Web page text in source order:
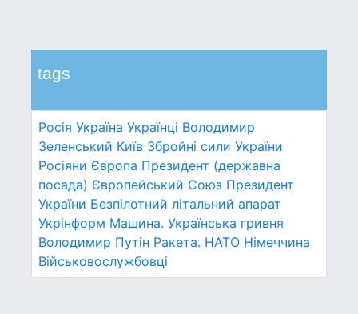
tags
Росія Україна Українці Володимир
Зеленський Київ Збройні сили України
Росіяни Європа Президент (державна
посада) Європейський Союз Президент
України Безпілотний літальний апарат
Укрінформ Машина. Українська гривня
Володимир Путін Ракета. НАТО Німеччина
Військовослужбовці